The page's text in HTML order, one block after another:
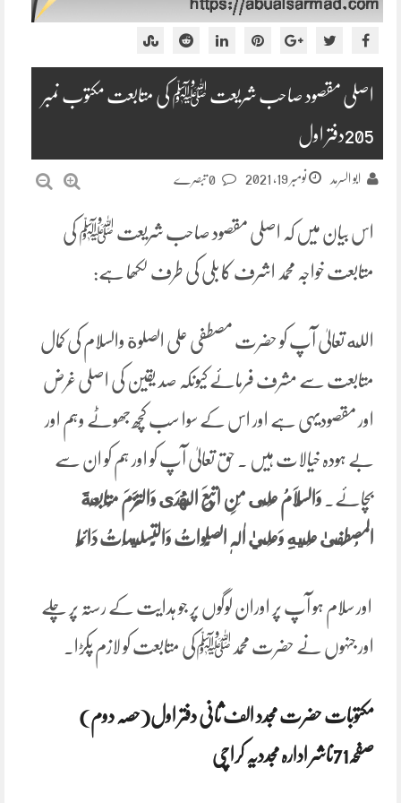
اصلی مقصود صاحب شریعت ﷺ کی متابعت مکتوب نمبر
205دفتر اول
ابو السرمد نومبر 19, 2021
اس بیان میں کہ اصلی مقصود صاحب شریعت ﷺ کی
متابعت خواجہ محمد اشرف کا بلی کی طرف لکھا ہے:
الله تعالیٰ آپ کو حضرت مصطفی علی الصلوة والسلام کی کمال
متابعت سے مشرف فرمائے کیونکہ صد یقین کی اصلی غرض
اور مقصودیہی ہے اور اس کے سوا سب کچھ جھوٹے وہم اور
بے ہودہ خیالات ہیں ۔ حق تعالیٰ آپ کو اور ہم کو ان سے
بچائے۔ وَالسَّلَامُ عَلَى مَنِ اتَّبَعَ الْهُدَى وَالتَزَمَ مُتَابَعَةَ
المُصطَفىٰ عَلَيهِ وَعَليٰ اٰلِہٖ الصَّلَواتُ وَالتَّسلِيمَاتُ دَائِمًا
اور سلام ہو آپ پر اوران لوگوں پر جو ہدایت کے رستہ پر چلے
اور جنہوں نے حضرت محمدﷺکی متابعت کو لازم پکڑا۔
مکتوبات حضرت مجدد الف ثانی دفتر اول(حصہ دوم)
صفحہ71ناشر ادارہ مجددیہ کراچی